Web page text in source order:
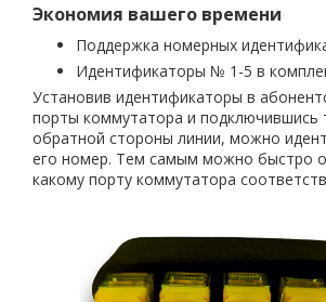
Экономия вашего времени
Поддержка номерных
Идентификаторы № 1-5 в
Установив идентификаторы в
порты коммутатора и подключившись
обратной стороны линии, можно
его номер. Тем самым можно быстро
какому порту коммутатора